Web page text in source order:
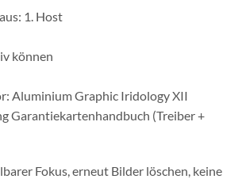
1. Host
können
Aluminium Graphic Iridology XII
Garantiekartenhandbuch (Treiber +
Fokus, erneut Bilder löschen, keine